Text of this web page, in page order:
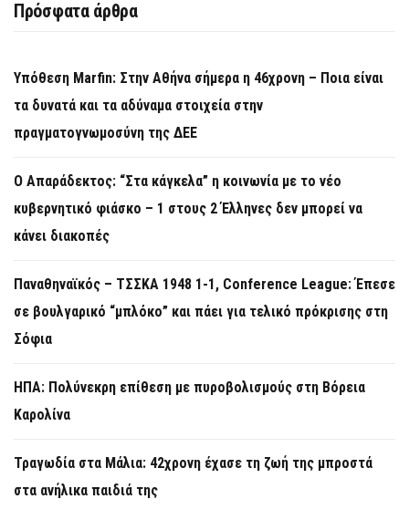
Πρόσφατα άρθρα
Υπόθεση Marfin: Στην Αθήνα σήμερα η 46χρονη – Ποια είναι
τα δυνατά και τα αδύναμα στοιχεία στην
πραγματογνωμοσύνη της ΔΕΕ
Ο Απαράδεκτος: “Στα κάγκελα” η κοινωνία με το νέο
κυβερνητικό φιάσκο – 1 στους 2 Έλληνες δεν μπορεί να
κάνει διακοπές
Παναθηναϊκός – ΤΣΣΚΑ 1948 1-1, Conference League: Έπεσε
σε βουλγαρικό “μπλόκο” και πάει για τελικό πρόκρισης στη
Σόφια
ΗΠΑ: Πολύνεκρη επίθεση με πυροβολισμούς στη Βόρεια
Καρολίνα
Τραγωδία στα Μάλια: 42χρονη έχασε τη ζωή της μπροστά
στα ανήλικα παιδιά της